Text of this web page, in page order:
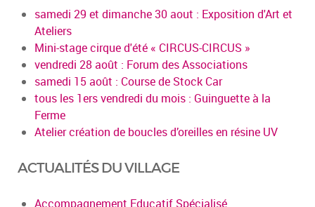
samedi 29 et dimanche 30 aout : Exposition d'Art et
Ateliers
Mini-stage cirque d'été « CIRCUS-CIRCUS »
vendredi 28 août : Forum des Associations
samedi 15 août : Course de Stock Car
tous les 1ers vendredi du mois : Guinguette à la
Ferme
Atelier création de boucles d’oreilles en résine UV
ACTUALITÉS DU VILLAGE
Accompagnement Educatif Spécialisé